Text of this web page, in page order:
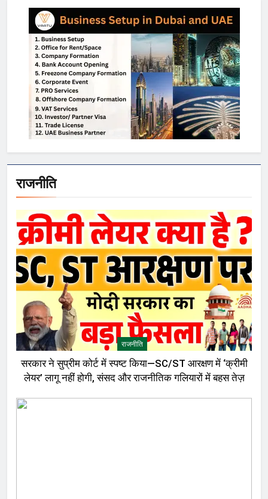
राजनीति
राजनीति
सरकार ने सुप्रीम कोर्ट में स्पष्ट किया—SC/ST आरक्षण में ‘क्रीमी
लेयर’ लागू नहीं होगी, संसद और राजनीतिक गलियारों में बहस तेज़